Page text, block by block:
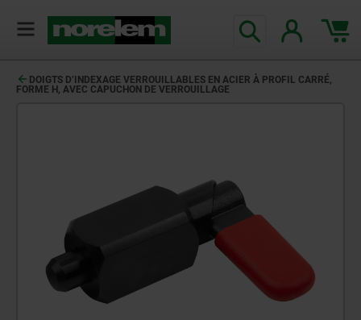
DOIGTS D’INDEXAGE VERROUILLABLES EN ACIER À PROFIL CARRÉ,
FORME H, AVEC CAPUCHON DE VERROUILLAGE